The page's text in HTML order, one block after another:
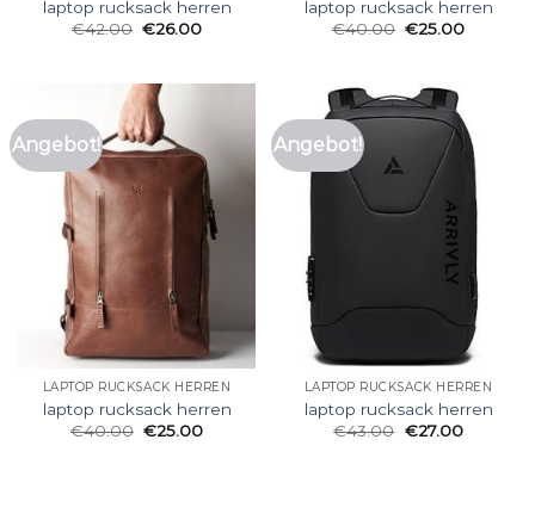
laptop rucksack herren
€42.00 €26.00
laptop rucksack herren
€40.00 €25.00
Angebot!
LAPTOP RUCKSACK HERREN
laptop rucksack herren
€40.00 €25.00
Angebot!
LAPTOP RUCKSACK HERREN
laptop rucksack herren
€43.00 €27.00